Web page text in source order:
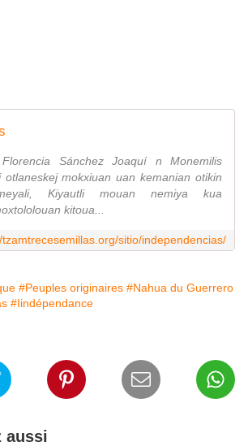
Sánchez Joaquí n Monemilis
otlaneskej mokxiuan uan kemanian otikin
Kiyautli mouan nemiya kua
kitoua...
tzamtrecesemillas.org/sitio/independencias/
#Peuples originaires #Nahua du Guerrero
#Iindépendance
aussi